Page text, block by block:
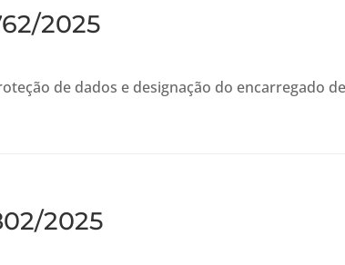
2025
de dados e designação do encarregado
2025